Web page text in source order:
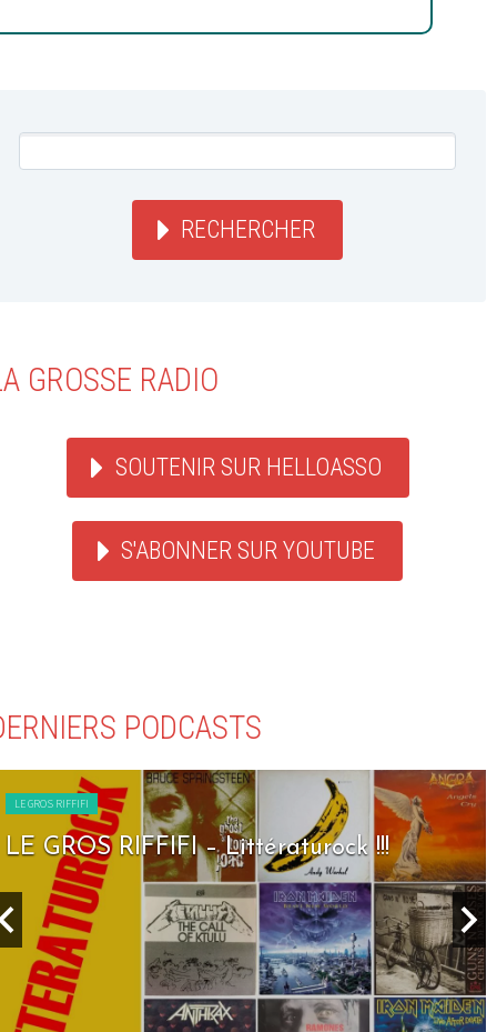
RECHERCHER
GROSSE RADIO
SOUTENIR SUR HELLOASSO
S'ABONNER SUR YOUTUBE
PODCASTS
LE GROS RIFFIFI
LE GROS RIFFIFI – Seven Days To Rock !!!